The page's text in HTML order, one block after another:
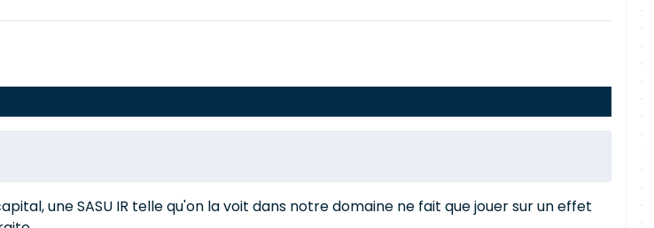
une SASU IR telle qu'on la voit dans notre domaine ne fait que jouer sur un effet